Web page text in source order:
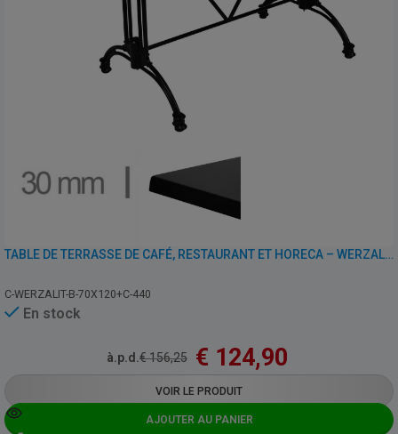
TABLE DE TERRASSE DE CAFÉ, RESTAURANT ET HORECA – WERZALIT NOIR – 70×120 CM
C-WERZALIT-B-70X120+C-440
En stock
à.p.d.€156,25 € 124,90
VOIR LE PRODUIT
AJOUTER AU PANIER